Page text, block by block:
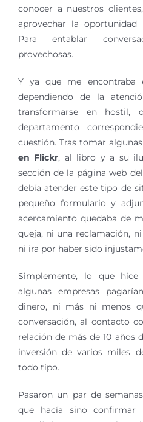
conocer a nuestros
aprovechar la oportunidad
Para entablar
provechosas.
Y ya que me encontraba
dependiendo de la
transformarse en hostil,
departamento
cuestión. Tras tomar
en Flickr, al libro y a su
sección de la página web
debía atender este tipo de
pequeño formulario y
acercamiento quedaba de
queja, ni una reclamación,
ni ira por haber sido
Simplemente, lo que
algunas empresas
dinero, ni más ni menos
conversación, al contacto
relación de más de 10 años
inversión de varios miles
todo tipo.
Pasaron un par de
que hacía sino